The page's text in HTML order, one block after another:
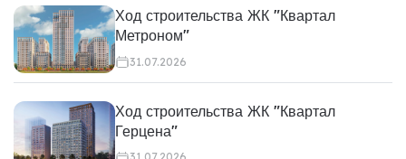
Ход строительства ЖК "Квартал
Метроном"
31.07.2026
Ход строительства ЖК "Квартал
Герцена"